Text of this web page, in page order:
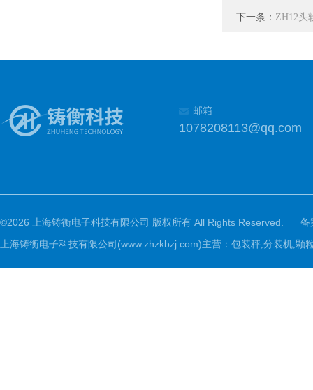
下一条： ZH12头
邮箱
1078208113@qq.com
©2026 上海铸衡电子科技有限公司 版权所有 All Rights Reserved.
备
上海铸衡电子科技有限公司(www.zhzkbzj.com)主营： 包装秤,分装机,颗